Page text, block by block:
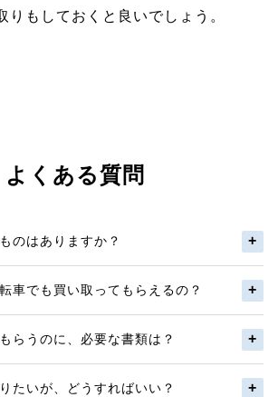
りもしておくと良いでしょう。
よくある質問
のはありますか？
車でも買い取ってもらえるの？
らうのに、必要な書類は？
たいが、どうすればいい？